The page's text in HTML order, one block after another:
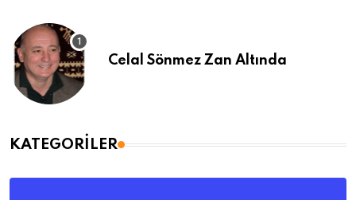
Celal Sönmez Zan Altında
KATEGORILER